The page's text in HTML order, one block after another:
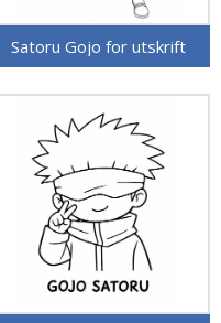
Satoru Gojo for utskrift